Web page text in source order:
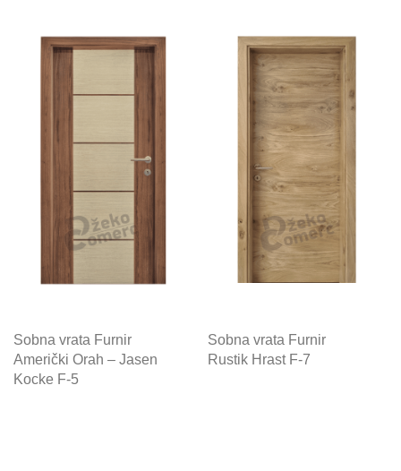
Sobna vrata Furnir
Američki Orah – Jasen
Kocke F-5
Sobna vrata Furnir
Rustik Hrast F-7